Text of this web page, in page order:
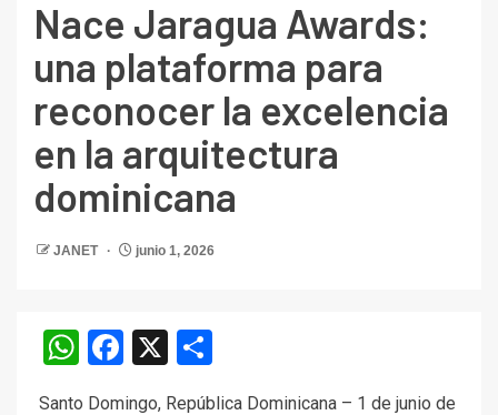
Nace Jaragua Awards:
una plataforma para
reconocer la excelencia
en la arquitectura
dominicana
JANET junio 1, 2026
WhatsApp
Facebook
X
Santo Domingo, República Dominicana – 1 de junio de